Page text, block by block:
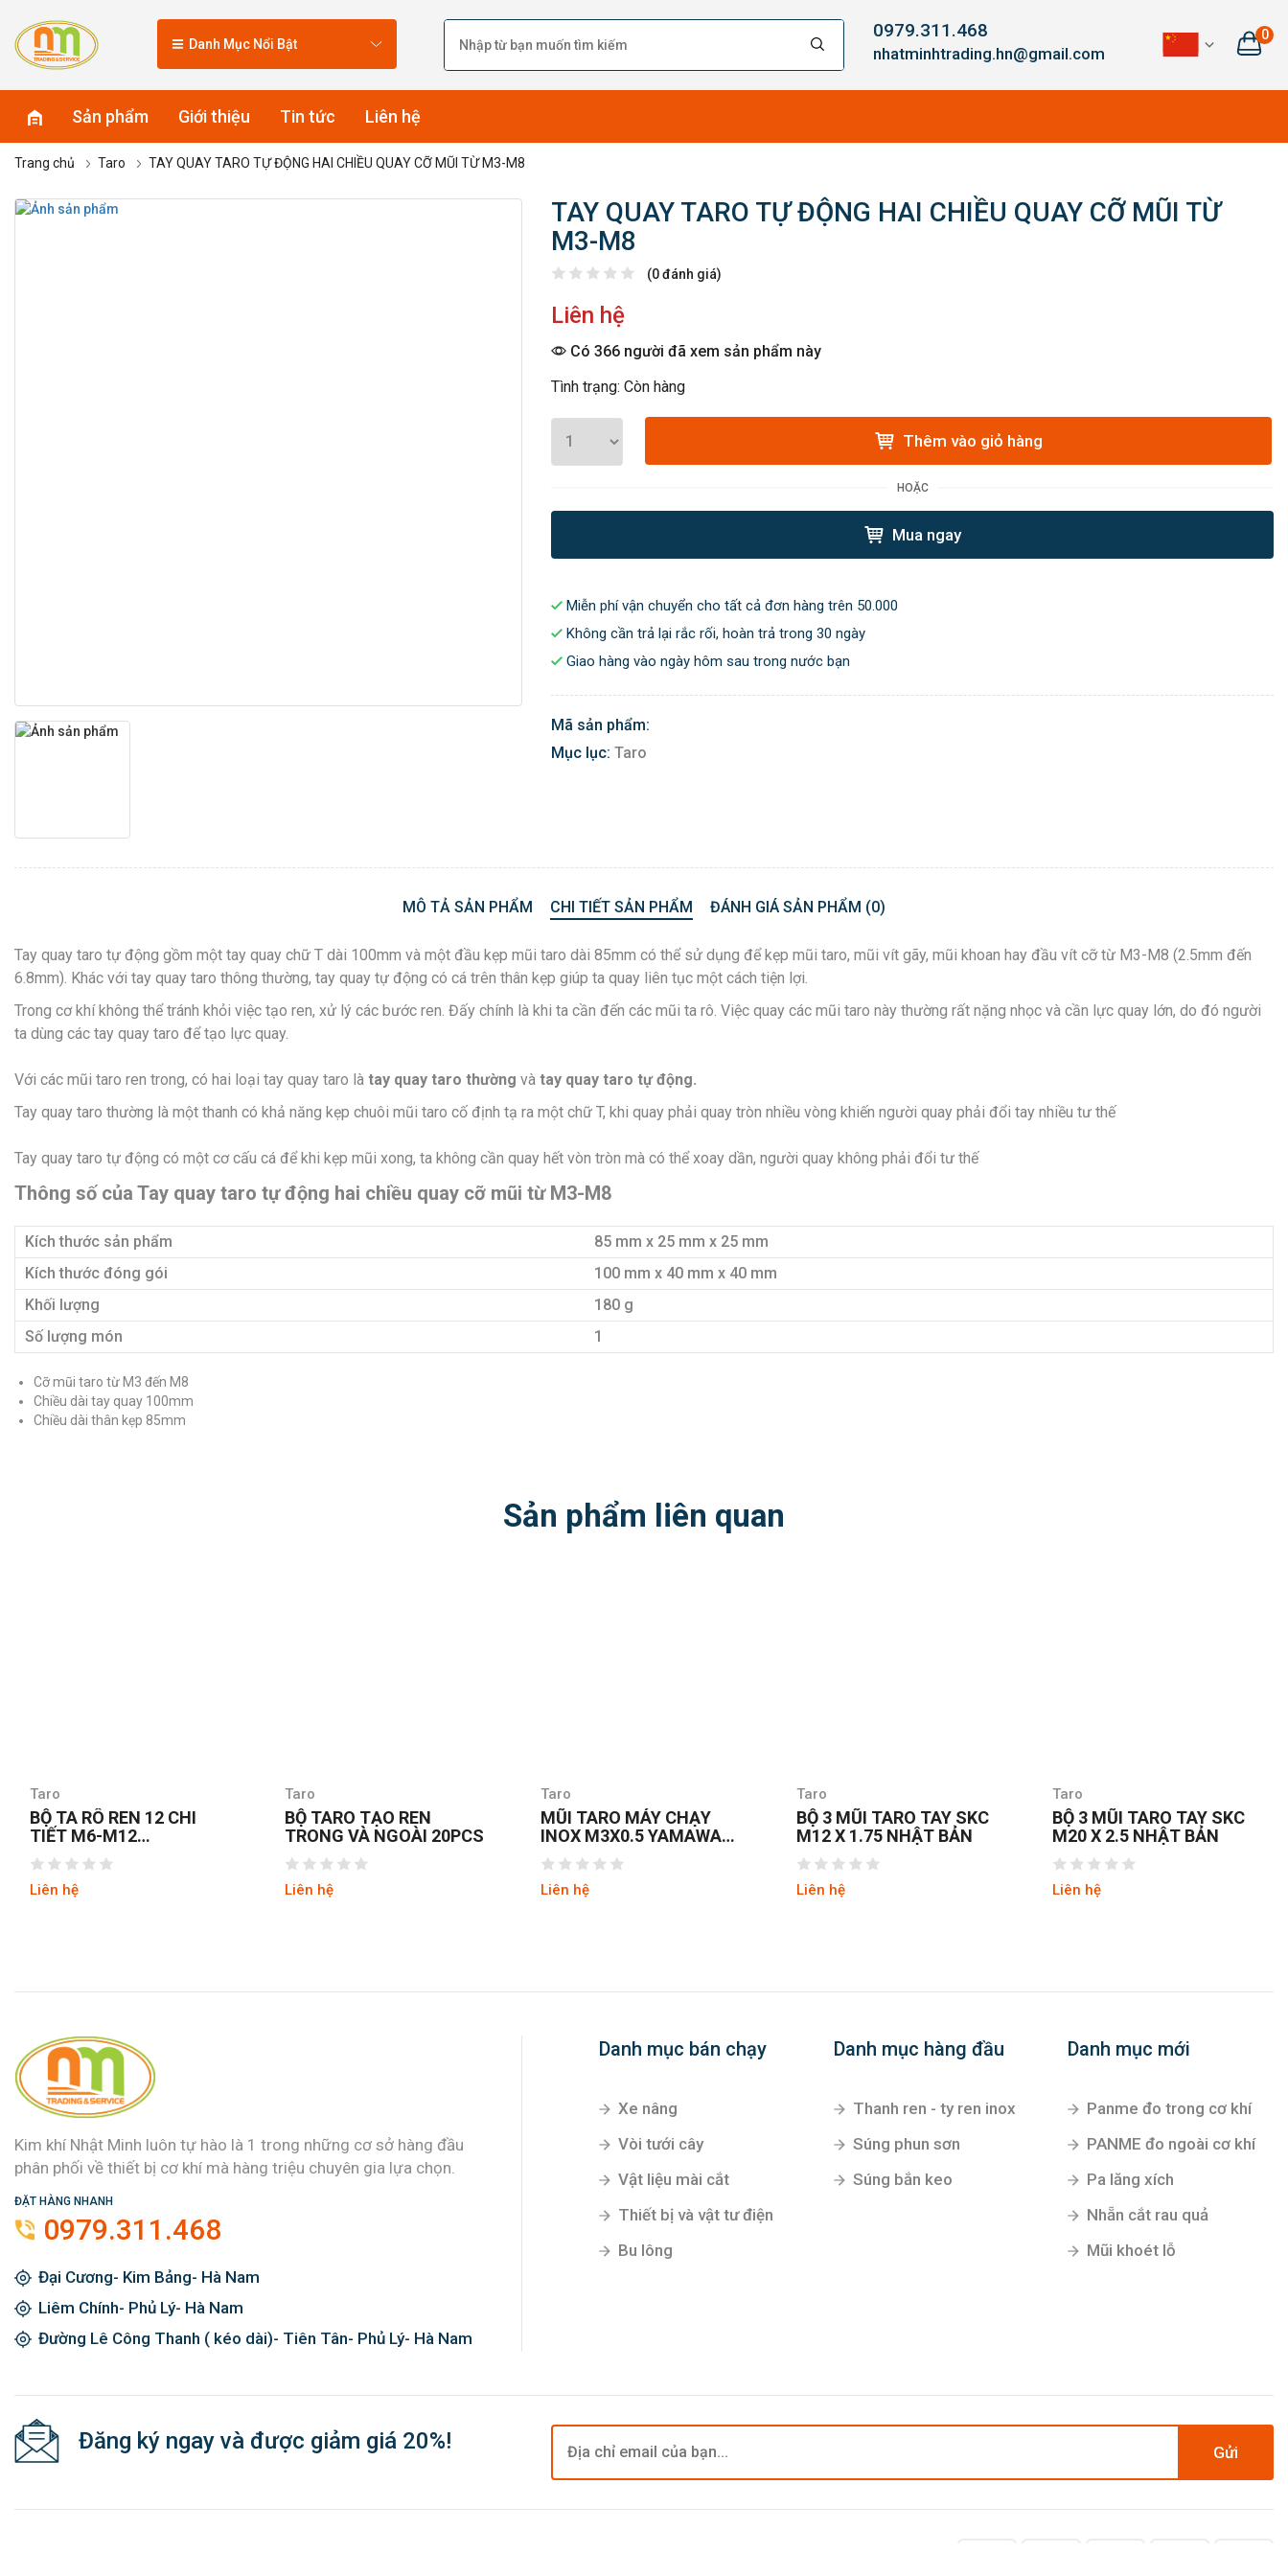
Danh Mục Nổi Bật
0979.311.468
nhatminhtrading.hn@gmail.com
0
Sản phẩm Giới thiệu Tin tức Liên hệ
Trang chủ Taro TAY QUAY TARO TỰ ĐỘNG HAI CHIỀU QUAY CỠ MŨI TỪ M3-M8
TAY QUAY TARO TỰ ĐỘNG HAI CHIỀU QUAY CỠ MŨI TỪ
M3-M8
(0 đánh giá)
Liên hệ
Có 366 người đã xem sản phẩm này
Tình trạng: Còn hàng
Thêm vào giỏ hàng
HOẶC
Mua ngay
Miễn phí vận chuyển cho tất cả đơn hàng trên 50.000
Không cần trả lại rắc rối, hoàn trả trong 30 ngày
Giao hàng vào ngày hôm sau trong nước bạn
Mã sản phẩm:
Mục lục: Taro
MÔ TẢ SẢN PHẨM CHI TIẾT SẢN PHẨM ĐÁNH GIÁ SẢN PHẨM (0)
Tay quay taro tự động gồm một tay quay chữ T dài 100mm và một đầu kẹp mũi taro dài 85mm có thể sử dụng để kẹp mũi taro, mũi vít gãy, mũi khoan hay đầu vít cỡ từ M3-M8 (2.5mm đến
6.8mm). Khác với tay quay taro thông thường, tay quay tự động có cá trên thân kẹp giúp ta quay liên tục một cách tiện lợi.
Trong cơ khí không thể tránh khỏi việc tạo ren, xử lý các bước ren. Đấy chính là khi ta cần đến các mũi ta rô. Việc quay các mũi taro này thường rất nặng nhọc và cần lực quay lớn, do đó người
ta dùng các tay quay taro để tạo lực quay.
Với các mũi taro ren trong, có hai loại tay quay taro là tay quay taro thường và tay quay taro tự động.
Tay quay taro thường là một thanh có khả năng kẹp chuôi mũi taro cố định tạ ra một chữ T, khi quay phải quay tròn nhiều vòng khiến người quay phải đổi tay nhiều tư thế
Tay quay taro tự động có một cơ cấu cá để khi kẹp mũi xong, ta không cần quay hết vòn tròn mà có thể xoay dần, người quay không phải đổi tư thế
Thông số của Tay quay taro tự động hai chiều quay cỡ mũi từ M3-M8
Kích thước sản phẩm
85 mm x 25 mm x 25 mm
Kích thước đóng gói
100 mm x 40 mm x 40 mm
Khối lượng
180 g
Số lượng món
1
Cỡ mũi taro từ M3 đến M8
Chiều dài tay quay 100mm
Chiều dài thân kẹp 85mm
Sản phẩm liên quan
Taro
BỘ TA RÔ REN 12 CHI
TIẾT M6-M12
MASTERPROOF T62421
ĐỨC
Liên hệ
Taro
BỘ TARO TẠO REN
TRONG VÀ NGOÀI 20PCS
Liên hệ
Taro
MŨI TARO MÁY CHẠY
INOX M3X0.5 YAMAWA
SUPP3.0G
Liên hệ
Taro
BỘ 3 MŨI TARO TAY SKC
M12 X 1.75 NHẬT BẢN
Liên hệ
Taro
BỘ 3 MŨI TARO TAY SKC
M20 X 2.5 NHẬT BẢN
Liên hệ
Kim khí Nhật Minh luôn tự hào là 1 trong những cơ sở hàng đầu
phân phối về thiết bị cơ khí mà hàng triệu chuyên gia lựa chọn.
ĐẶT HÀNG NHANH
0979.311.468
Đại Cương- Kim Bảng- Hà Nam
Liêm Chính- Phủ Lý- Hà Nam
Đường Lê Công Thanh ( kéo dài)- Tiên Tân- Phủ Lý- Hà Nam
Danh mục bán chạy
Xe nâng
Vòi tưới cây
Vật liệu mài cắt
Thiết bị và vật tư điện
Bu lông
Danh mục hàng đầu
Thanh ren - ty ren inox
Súng phun sơn
Súng bắn keo
Danh mục mới
Panme đo trong cơ khí
PANME đo ngoài cơ khí
Pa lăng xích
Nhẵn cắt rau quả
Mũi khoét lỗ
Đăng ký ngay và được giảm giá 20%! Gửi